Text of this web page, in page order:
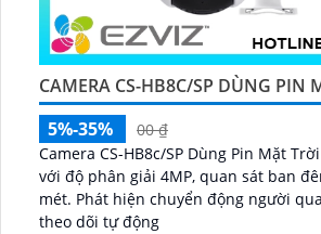
CAMERA CS-HB8C/SP DÙNG PIN
5%-35%
00 ₫
Camera CS-HB8c/SP Dùng Pin Mặt
với độ phân giải 4MP, quan sát ban
mét. Phát hiện chuyển động người qua cảm biến PIR
theo dõi tự động